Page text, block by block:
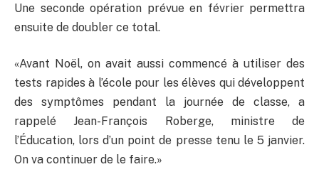
Une seconde opération prévue en février permettra
ensuite de doubler ce total.
«Avant Noël, on avait aussi commencé à utiliser des
tests rapides à l’école pour les élèves qui développent
des symptômes pendant la journée de classe, a
rappelé Jean-François Roberge, ministre de
l’Éducation, lors d’un point de presse tenu le 5 janvier.
On va continuer de le faire.»